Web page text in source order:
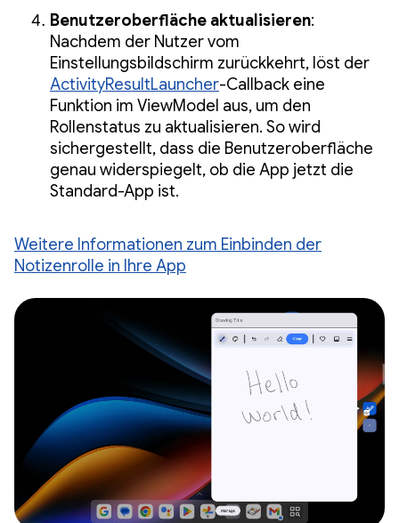
Benutzeroberfläche aktualisieren:
Nachdem der Nutzer vom
Einstellungsbildschirm zurückkehrt, löst der
ActivityResultLauncher-Callback eine
Funktion im ViewModel aus, um den
Rollenstatus zu aktualisieren. So wird
sichergestellt, dass die Benutzeroberfläche
genau widerspiegelt, ob die App jetzt die
Standard-App ist.
Weitere Informationen zum Einbinden der
Notizenrolle in Ihre App